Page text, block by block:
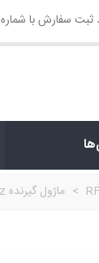
سفارش با شماره
RF
> ماژول گیرنده MRX601-315MHz